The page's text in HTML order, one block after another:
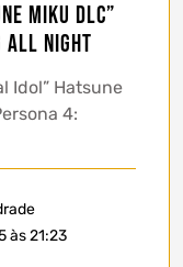
Miku DLC”
All Night
Idol” Hatsune
4:
às 21:23